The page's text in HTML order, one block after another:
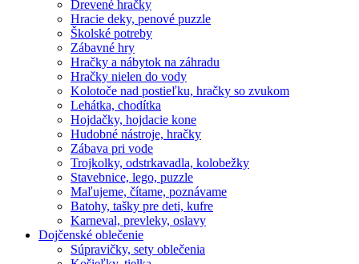
Drevené hračky
Hracie deky, penové puzzle
Školské potreby
Zábavné hry
Hračky a nábytok na záhradu
Hračky nielen do vody
Kolotoče nad postieľku, hračky so zvukom
Lehátka, chodítka
Hojdačky, hojdacie kone
Hudobné nástroje, hračky
Zábava pri vode
Trojkolky, odstrkavadla, kolobežky
Stavebnice, lego, puzzle
Maľujeme, čítame, poznávame
Batohy, tašky pre deti, kufre
Karneval, prevleky, oslavy
Dojčenské oblečenie
Súpravičky, sety oblečenia